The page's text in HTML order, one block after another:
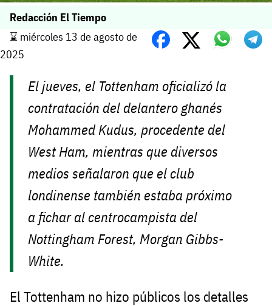
Redacción El Tiempo
⌛️ miércoles 13 de agosto de
2025
El jueves, el Tottenham oficializó la
contratación del delantero ghanés
Mohammed Kudus, procedente del
West Ham, mientras que diversos
medios señalaron que el club
londinense también estaba próximo
a fichar al centrocampista del
Nottingham Forest, Morgan Gibbs-
White.
El Tottenham no hizo públicos los detalles